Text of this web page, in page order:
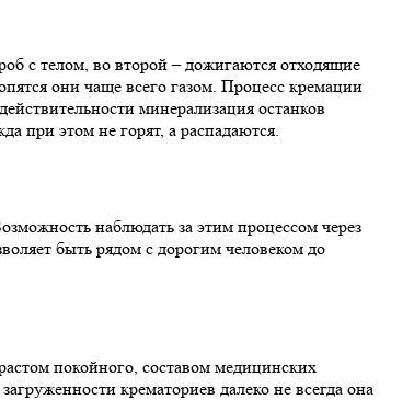
с телом, во второй – дожигаются отходящие
они чаще всего газом. Процесс кремации
минерализация останков
при этом не горят, а распадаются.
наблюдать за этим процессом через
быть рядом с дорогим человеком до
покойного, составом медицинских
крематориев далеко не всегда она